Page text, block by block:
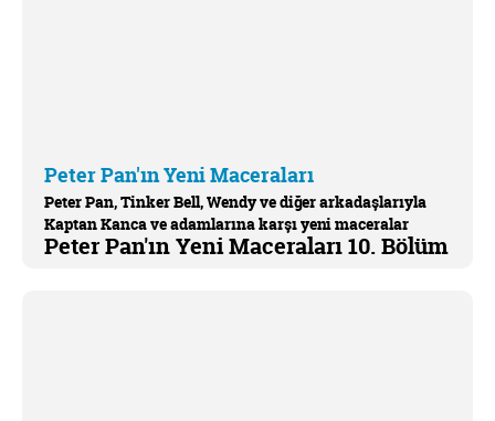
Peter Pan'ın Yeni Maceraları
Peter Pan, Tinker Bell, Wendy ve diğer arkadaşlarıyla
Kaptan Kanca ve adamlarına karşı yeni maceralar
yaşamaya devam ediyor.
Peter Pan'ın Yeni Maceraları 10. Bölüm